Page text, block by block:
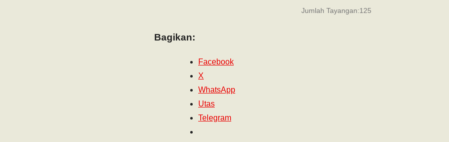
Jumlah Tayangan:125
Bagikan:
Facebook
X
WhatsApp
Utas
Telegram